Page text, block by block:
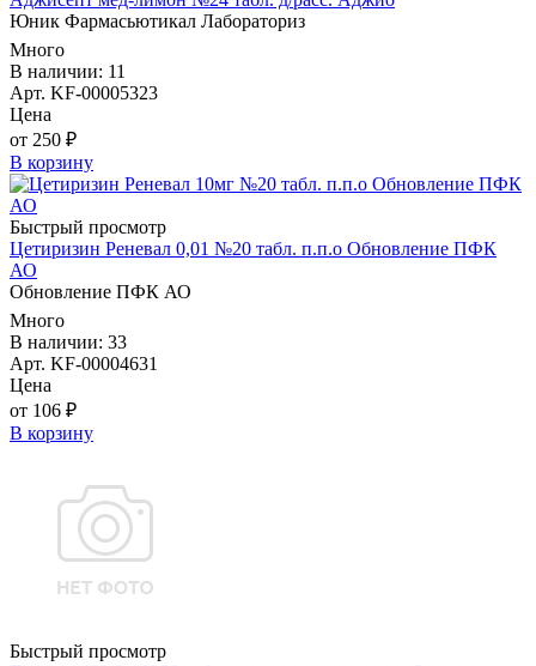
Юник Фармасьютикал Лабораториз
Много
В наличии: 11
Арт. KF-00005323
Цена
от 250 ₽
В корзину
Быстрый просмотр
Цетиризин Реневал 0,01 №20 табл. п.п.о Обновление ПФК
АО
Обновление ПФК АО
Много
В наличии: 33
Арт. KF-00004631
Цена
от 106 ₽
В корзину
Быстрый просмотр